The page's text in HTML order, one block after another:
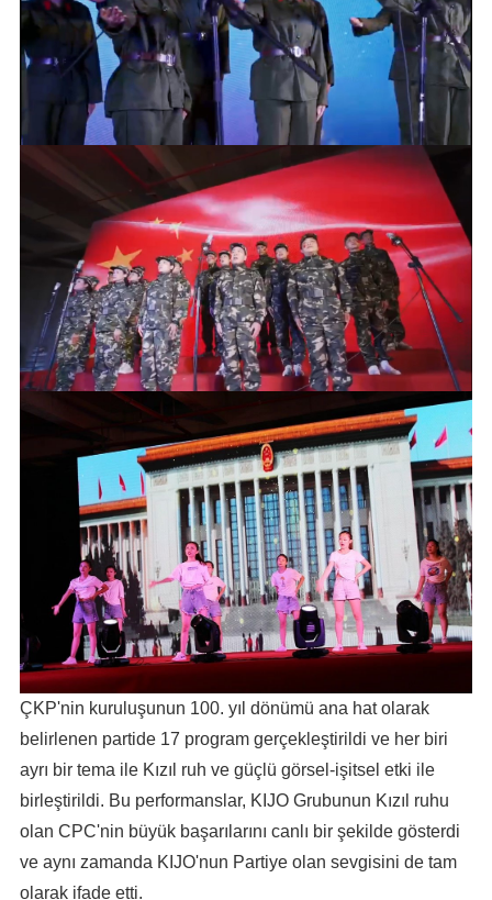
ÇKP'nin kuruluşunun 100. yıl dönümü ana hat olarak
belirlenen partide 17 program gerçekleştirildi ve her biri
ayrı bir tema ile Kızıl ruh ve güçlü görsel-işitsel etki ile
birleştirildi. Bu performanslar, KIJO Grubunun Kızıl ruhu
olan CPC'nin büyük başarılarını canlı bir şekilde gösterdi
ve aynı zamanda KIJO'nun Partiye olan sevgisini de tam
olarak ifade etti.